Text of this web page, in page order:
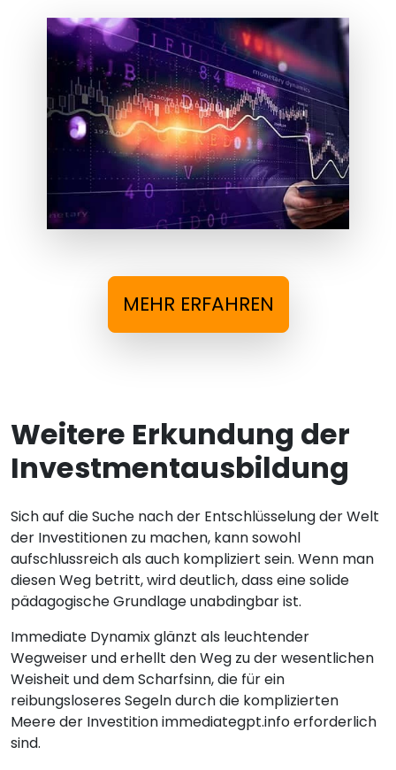
MEHR ERFAHREN
Weitere Erkundung der
Investmentausbildung
Sich auf die Suche nach der Entschlüsselung der Welt
der Investitionen zu machen, kann sowohl
aufschlussreich als auch kompliziert sein. Wenn man
diesen Weg betritt, wird deutlich, dass eine solide
pädagogische Grundlage unabdingbar ist.
Immediate Dynamix glänzt als leuchtender
Wegweiser und erhellt den Weg zu der wesentlichen
Weisheit und dem Scharfsinn, die für ein
reibungsloseres Segeln durch die komplizierten
Meere der Investition immediategpt.info erforderlich
sind.